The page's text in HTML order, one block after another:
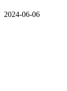
2024-06-06